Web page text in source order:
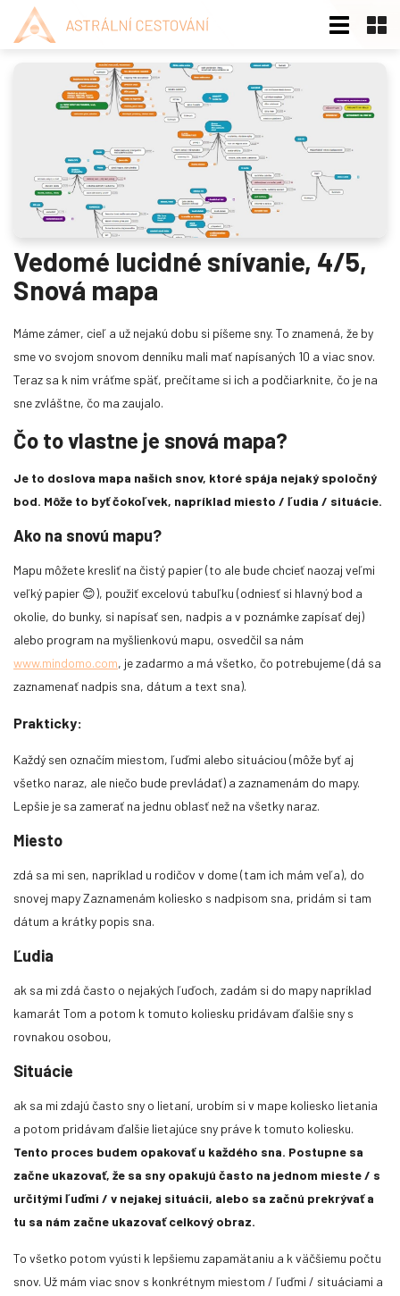
Vedomé lucidné snívanie, 4/5,
Snová mapa
Máme zámer, cieľ a už nejakú dobu si píšeme sny. To znamená, že by
sme vo svojom snovom denníku mali mať napísaných 10 a viac snov.
Teraz sa k nim vráťme späť, prečítame si ich a podčiarknite, čo je na
sne zvláštne, čo ma zaujalo.
Čo to vlastne je snová mapa?
Je to doslova mapa našich snov, ktoré spája nejaký spoločný
bod. Môže to byť čokoľvek, napríklad miesto / ľudia / situácie.
Ako na snovú mapu?
Mapu môžete kresliť na čistý papier (to ale bude chcieť naozaj veľmi
veľký papier 😊), použiť excelovú tabuľku (odniesť si hlavný bod a
okolie, do bunky, si napísať sen, nadpis a v poznámke zapísať dej)
alebo program na myšlienkovú mapu, osvedčil sa nám
www.mindomo.com, je zadarmo a má všetko, čo potrebujeme (dá sa
zaznamenať nadpis sna, dátum a text sna).
Prakticky:
Každý sen označím miestom, ľuďmi alebo situáciou (môže byť aj
všetko naraz, ale niečo bude prevládať) a zaznamenám do mapy.
Lepšie je sa zamerať na jednu oblasť než na všetky naraz.
Miesto
zdá sa mi sen, napríklad u rodičov v dome (tam ich mám veľa), do
snovej mapy Zaznamenám koliesko s nadpisom sna, pridám si tam
dátum a krátky popis sna.
Ľudia
ak sa mi zdá často o nejakých ľuďoch, zadám si do mapy napríklad
kamarát Tom a potom k tomuto koliesku pridávam ďalšie sny s
rovnakou osobou,
Situácie
ak sa mi zdajú často sny o lietaní, urobím si v mape koliesko lietania
a potom pridávam ďalšie lietajúce sny práve k tomuto koliesku.
Tento proces budem opakovať u každého sna. Postupne sa
začne ukazovať, že sa sny opakujú často na jednom mieste / s
určitými ľuďmi / v nejakej situácii, alebo sa začnú prekrývať a
tu sa nám začne ukazovať celkový obraz.
To všetko potom vyústi k lepšiemu zapamätaniu a k väčšiemu počtu
snov. Už mám viac snov s konkrétnym miestom / ľuďmi / situáciami a
Doporučené články
Podľa denníka The National Post jeden muž v tomto stave sledoval
zdravotnícky personál oživujúci jeho telo, on sám bol ale v rohu
miestnosti a bol schopný celú situáciu detailne popísať, vrátane
zvuku prístrojov, ktoré obklopovali jeho "mŕtve" telo. Vzkriesený bol
po troch minútach a všetko si pamätal.
Prehĺtanie pri astrálnom cestovaní
je častý problém pri uvoľňovaní fyzického a astrálneho tela. Na
jazyk za horné zuby.
mnoho otázok a dnes si na jednu odpovieme.
Sidris rodina: Ako vidí svet mimotelový
Mimotelový cestovateľ sa už nedomnieva. On vie a zažíva.